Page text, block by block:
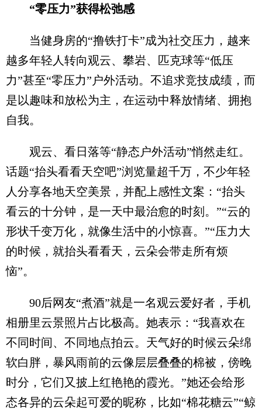
“零压力”获得松弛感
当健身房的“撸铁打卡”成为社交压力，越来
越多年轻人转向观云、攀岩、匹克球等“低压
力”甚至“零压力”户外活动。不追求竞技成绩，而
是以趣味和放松为主，在运动中释放情绪、拥抱
自我。
观云、看日落等“静态户外活动”悄然走红。
话题“抬头看看天空吧”浏览量超千万，不少年轻
人分享各地天空美景，并配上感性文案：“抬头
看云的十分钟，是一天中最治愈的时刻。”“云的
形状千变万化，就像生活中的小惊喜。”“压力大
的时候，就抬头看看天，云朵会带走所有烦
恼”。
90后网友“煮酒”就是一名观云爱好者，手机
相册里云景照片占比极高。她表示：“我喜欢在
不同时间、不同地点拍云。天气好的时候云朵绵
软白胖，暴风雨前的云像层层叠叠的棉被，傍晚
时分，它们又披上红艳艳的霞光。”她还会给形
态各异的云朵起可爱的昵称，比如“棉花糖云”“鲸